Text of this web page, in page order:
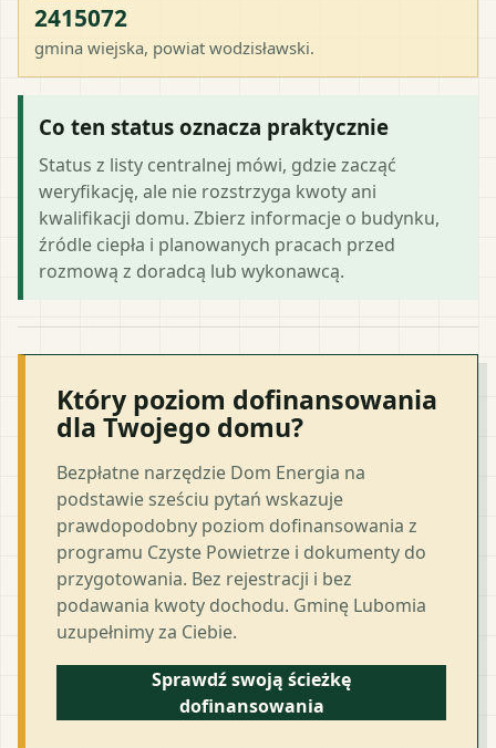
2415072
gmina wiejska, powiat wodzisławski.
Co ten status oznacza praktycznie
Status z listy centralnej mówi, gdzie zacząć
weryfikację, ale nie rozstrzyga kwoty ani
kwalifikacji domu. Zbierz informacje o budynku,
źródle ciepła i planowanych pracach przed
rozmową z doradcą lub wykonawcą.
Który poziom dofinansowania
dla Twojego domu?
Bezpłatne narzędzie Dom Energia na
podstawie sześciu pytań wskazuje
prawdopodobny poziom dofinansowania z
programu Czyste Powietrze i dokumenty do
przygotowania. Bez rejestracji i bez
podawania kwoty dochodu. Gminę Lubomia
uzupełnimy za Ciebie.
Sprawdź swoją ścieżkę
dofinansowania